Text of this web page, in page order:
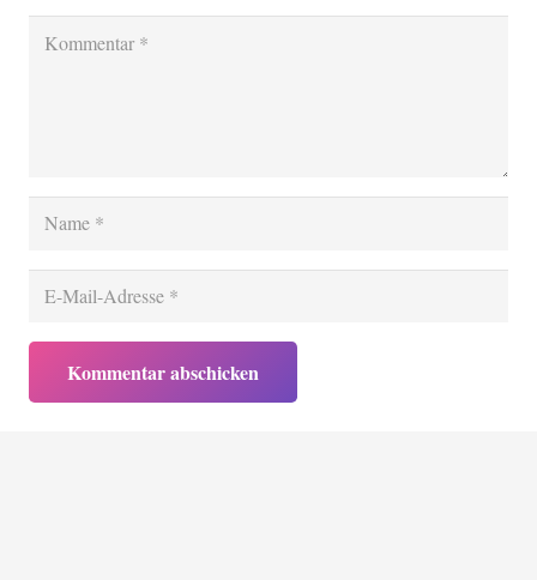
Kommentar abschicken